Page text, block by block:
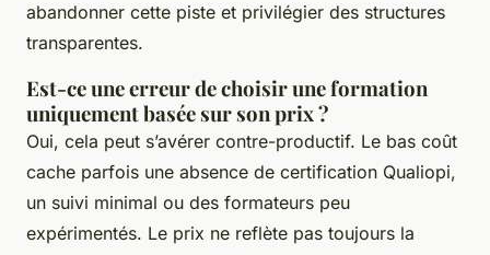
abandonner cette piste et privilégier des structures
transparentes.
Est-ce une erreur de choisir une formation
uniquement basée sur son prix ?
Oui, cela peut s’avérer contre-productif. Le bas coût
cache parfois une absence de certification Qualiopi,
un suivi minimal ou des formateurs peu
expérimentés. Le prix ne reflète pas toujours la